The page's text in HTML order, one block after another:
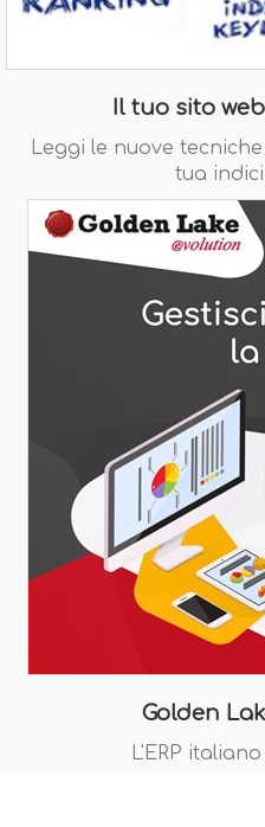
Il tuo sito
Leggi le nuove
tua
Golden
L'ERP